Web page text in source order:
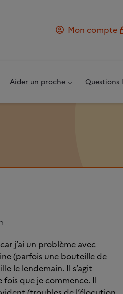
Mon compte
Aider un proche Questions
j’ai un problème avec
(parfois une bouteille de
le lendemain. Il s’agit
que je commence. Il